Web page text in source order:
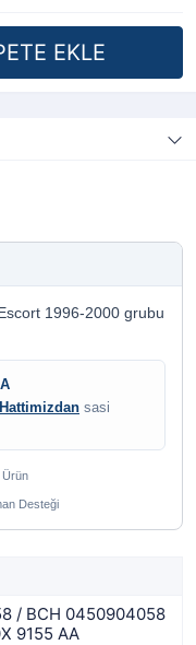
1996-2000 grubu
sasi
Ürün
Desteği
/ BCH 0450904058
9155 AA